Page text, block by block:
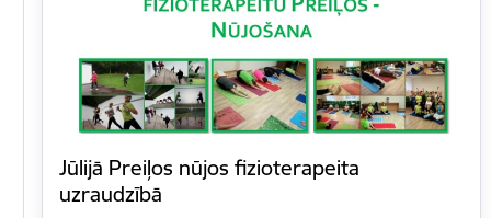
Jūlijā Preiļos nūjos fizioterapeita
uzraudzībā